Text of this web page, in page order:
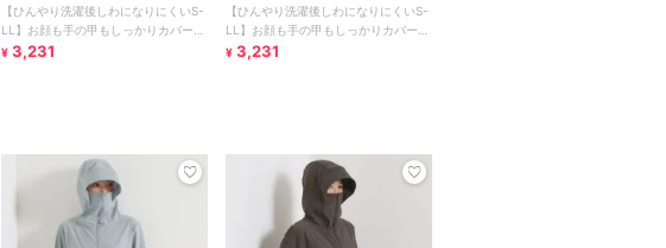
【ひんやり洗濯後しわになりにくいS-
LL】お顔も手の甲もしっかりカバー
日よけ・指穴付きUVパーカ
¥ 3,231
【ひんやり洗濯後しわになりにくいS-
LL】お顔も手の甲もしっかりカバー
日よけ・指穴付きUVパーカ
¥ 3,231